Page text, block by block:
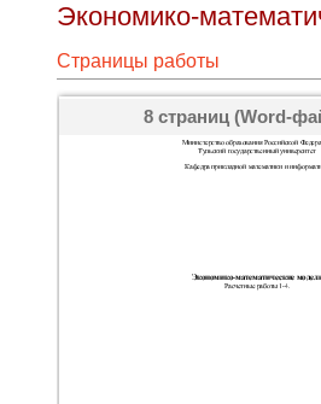
Экономико-
Страницы работы
8 страниц (Word-